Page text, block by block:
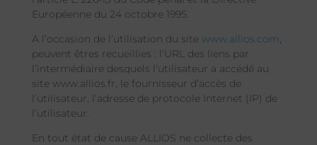
Européenne du 24 octobre 1995.
A l’occasion de l’utilisation du site www.allios.com,
peuvent êtres recueillies : l’URL des liens par
l’intermédiaire desquels l’utilisateur a accédé au
site www.allios.fr, le fournisseur d’accès de
l’utilisateur, l’adresse de protocole Internet (IP) de
l’utilisateur.
En tout état de cause ALLIOS ne collecte des